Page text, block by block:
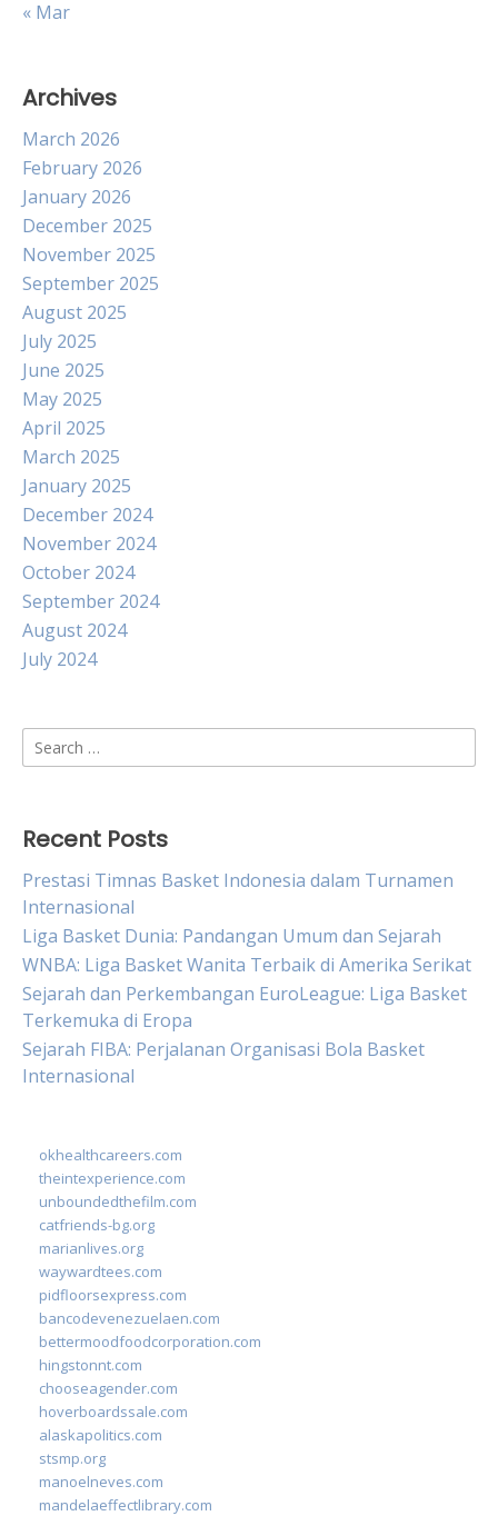
« Mar
Archives
March 2026
February 2026
January 2026
December 2025
November 2025
September 2025
August 2025
July 2025
June 2025
May 2025
April 2025
March 2025
January 2025
December 2024
November 2024
October 2024
September 2024
August 2024
July 2024
Search
for:
Recent Posts
Prestasi Timnas Basket Indonesia dalam Turnamen
Internasional
Liga Basket Dunia: Pandangan Umum dan Sejarah
WNBA: Liga Basket Wanita Terbaik di Amerika Serikat
Sejarah dan Perkembangan EuroLeague: Liga Basket
Terkemuka di Eropa
Sejarah FIBA: Perjalanan Organisasi Bola Basket
Internasional
okhealthcareers.com
theintexperience.com
unboundedthefilm.com
catfriends-bg.org
marianlives.org
waywardtees.com
pidfloorsexpress.com
bancodevenezuelaen.com
bettermoodfoodcorporation.com
hingstonnt.com
chooseagender.com
hoverboardssale.com
alaskapolitics.com
stsmp.org
manoelneves.com
mandelaeffectlibrary.com